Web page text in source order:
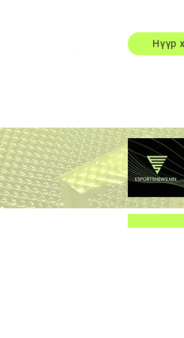
Нүүр